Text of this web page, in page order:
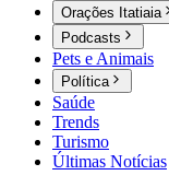
Orações Itatiaia
Podcasts
Pets e Animais
Política
Saúde
Trends
Turismo
Últimas Notícias